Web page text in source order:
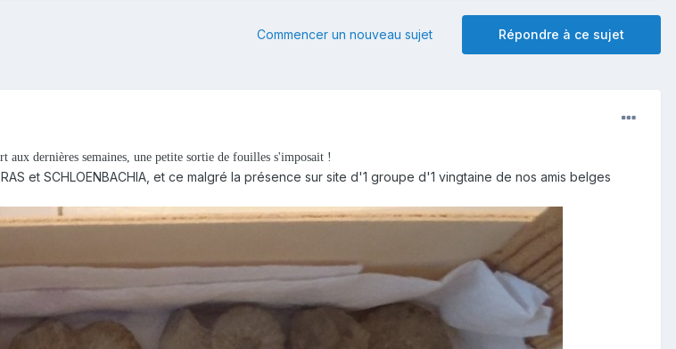
Répondre à ce sujet
Commencer un nouveau sujet
aux dernières semaines, une petite sortie de fouilles s'imposait !
et SCHLOENBACHIA, et ce malgré la présence sur site d'1 groupe d'1 vingtaine de nos amis belges